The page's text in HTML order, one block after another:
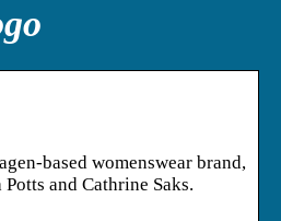
based womenswear brand,
and Cathrine Saks.